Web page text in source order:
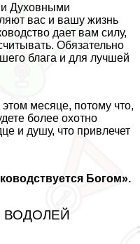
и Духовными
вас и вашу жизнь
дает вам силу,
Обязательно
блага и для лучшей
месяце, потому что,
более охотно
и душу, что привлечет
Богом».
ВОДОЛЕЙ